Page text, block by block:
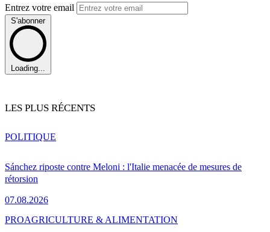
Entrez votre email
S'abonner
Loading...
LES PLUS RÉCENTS
Sánchez riposte contre Meloni : l'Italie menacée de mesures de
rétorsion
07.08.2026
POLITIQUE
PROAGRICULTURE & ALIMENTATION